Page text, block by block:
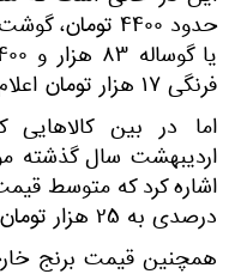
فرنگی ۱۷ هزار تومان اعلام شده است.
اما در بین
اردیبهشت سال گذشته
درصدی به ۲۵ هزار تومان افزایش یافته است.